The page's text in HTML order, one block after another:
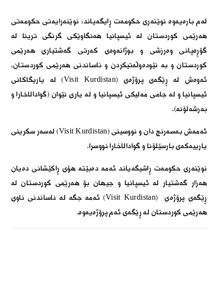
لەم بارەیەوە نوێنەری حکومەت ڕایگەیاند؛ نوێنەرایەتی حکومەتی
هەرێمی کوردستان لە ئیسپانیا هەنگاوێکی گرنگی ترینا لە
گۆڕەپانی وەرزشی و بوژانەوەی کەرتی گەشتیاری هەرێمی
کوردستان و بە نێودەوڵەتیکردن و ناساندنی هەرێمی کوردستان،
ئەوەش لە ڕێگەی پرۆژەی (Visit Kurdistan) لە یاریگاکانی
ئیسپانیا و لە جامی مەلیکی ئیسپانیا و لە یاری نێوان (گوادالاخارا و
بەرشەلۆنە).
ئەمەش بەسەرنج دان و نووسینی (Visit Kurdistan) لەسەر سکرینی
یارییەکەی بارسێلۆنا و گوادالاخارا نووسرا.
نوێنەری حکومەت ڕاشیگەیاند ئەمە دەبێتە هۆی ڕاکێشانی دەیان
هەزار گەشتیار لە ئیسپانیا و جیهان بۆ هەرێمی کوردستان لە
ڕێگەی پرۆژەی (Visit Kurdistan) ئەمە جگە لە ناساندنی ناوی
هەرێمی کوردستان لە ڕێگەی ئەم پرۆژەیەوە.